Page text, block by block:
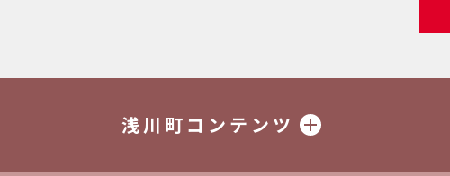
浅川町コンテンツ